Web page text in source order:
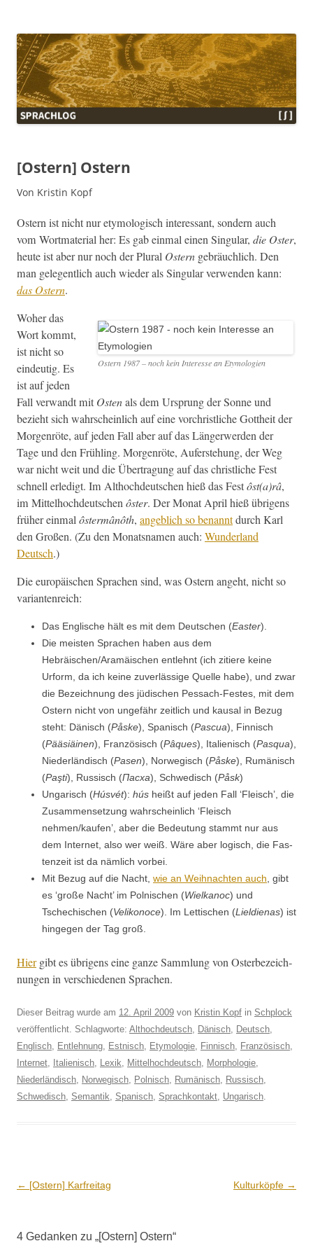
[Ostern] Ostern
Von Kristin Kopf
Ostern ist nicht nur ety­mol­o­gisch inter­es­sant, son­dern auch
vom Wort­ma­te­r­i­al her: Es gab ein­mal einen Sin­gu­lar, die Oster,
heute ist aber nur noch der Plur­al Ostern gebräuch­lich. Den
man gele­gentlich auch wieder als Sin­gu­lar ver­wen­den kann:
das Ostern.
Ostern 1987 – noch kein Inter­esse an Etymologien
Woher das
Wort kommt,
ist nicht so
ein­deutig. Es
ist auf jeden
Fall ver­wandt mitOstenals dem Ursprung der Sonne und
bezieht sich wahrschein­lich auf eine vorchristliche Got­theit der
Mor­gen­röte, auf jeden Fall aber auf das Länger­w­er­den der
Tage und den Früh­ling. Mor­gen­röte, Aufer­ste­hung, der Weg
war nicht weit und die Über­tra­gung auf das christliche Fest
schnell erledigt. Im Althochdeutschen hieß das Festôst(a)râ,
im Mit­tel­hochdeutschenôster. Der Monat April hieß übri­gens
früher ein­malôster­mânôth, ange­blich so benan­ntdurch Karl
den Großen. (Zu den Monat­sna­men auch: Wun­der­land
Deutsch.)
Die europäis­chen Sprachen sind, was Ostern ange­ht, nicht so
variantenreich:
Das Englis­che hält es mit dem Deutschen (East­er).
Die meis­ten Sprachen haben aus dem
Hebräischen/Aramäischen entlehnt (ich zitiere keine
Urform, da ich keine zuver­läs­sige Quelle habe), und zwar
die Beze­ich­nung des jüdis­chen Pes­sach-Festes, mit dem
Ostern nicht von unge­fähr zeitlich und kausal in Bezug
ste­ht: Dänisch (Påske), Spanisch (Pas­cua), Finnisch
(Pääsiäi­nen), Franzö­sisch (Pâques), Ital­ienisch (Pasqua),
Nieder­ländisch (Pasen), Nor­wegisch (Påske), Rumänisch
(Paşti), Rus­sisch (Пасха), Schwedisch (Påsk)
Ungarisch (Húsvét): hús heißt auf jeden Fall ‘Fleisch’, die
Zusam­menset­zung wahrschein­lich ‘Fleisch
nehmen/kaufen’, aber die Bedeu­tung stammt nur aus
dem Inter­net, also wer weiß. Wäre aber logisch, die Fas­
ten­zeit ist da näm­lich vorbei.
Mit Bezug auf die Nacht, wie an Wei­h­nacht­en auch , gibt
es ‘große Nacht’ im Pol­nis­chen (Wielka­noc) und
Tschechis­chen (Velikonoce). Im Let­tis­chen (Liel­d­ien­as) ist
hinge­gen der Tag groß.
Hiergibt es übri­gens eine ganze Samm­lung von Oster­beze­ich­
nun­gen in ver­schiede­nen Sprachen.
Dieser Beitrag wurde am 12. April 2009 von Kristin Kopf in Schplock
veröffentlicht. Schlagworte: Althochdeutsch Dänisch Deutsch
Englisch
Entlehnung Estnisch Etymologie Finnisch Französisch
Internet
Italienisch Lexik Mittelhochdeutsch Morphologie
Niederländisch
Norwegisch Polnisch Rumänisch Russisch
Schwedisch Semantik Spanisch Sprachkontakt Ungarisch
Beitrags-
← [Ostern] Karfreitag Kulturköpfe →
4 Gedanken zu „[Ostern] Ostern“